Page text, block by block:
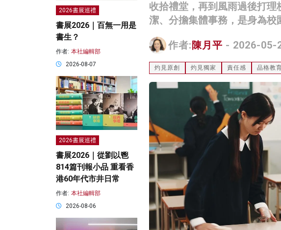
收拾禮堂，再到風雨過後打
潔、分擔集體事務，是身為校
作者: 陳月平 - 2026-05-
灼見原創 灼見獨家 責任感 品格教
2026書展巡禮
書展2026｜百無一用是
書生？
作者: 本社編輯部
2026-08-07
2026書展巡禮
書展2026｜從劉以鬯
814篇刊報小品 重看香
港60年代市井日常
作者: 本社編輯部
2026-08-06